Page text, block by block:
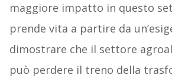
maggiore impatto in questo
prende vita a partire da
dimostrare che il settore
può perdere il treno della